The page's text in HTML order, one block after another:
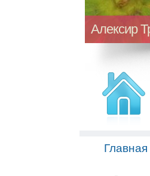
Алексир
Главная